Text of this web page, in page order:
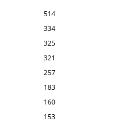
514
334
325
321
257
183
160
153